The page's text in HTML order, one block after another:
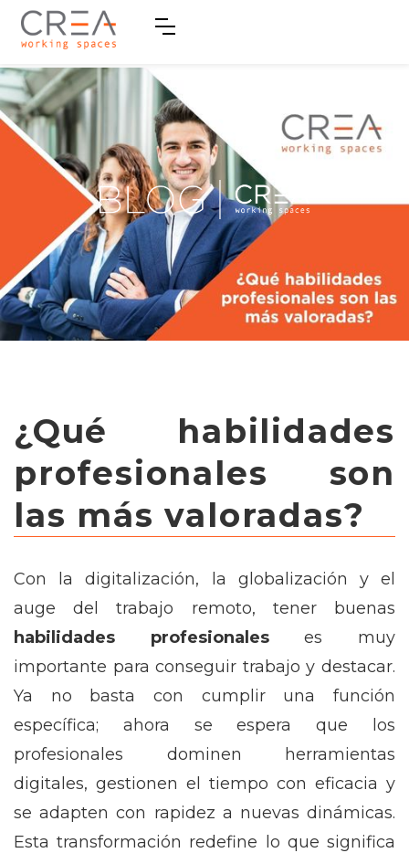
¿Qué habilidades
profesionales son
las más valoradas?
Con la digitalización, la globalización y el
auge del trabajo remoto, tener buenas
habilidades profesionaleses muy
importante para conseguir trabajo y destacar.
Ya no basta con cumplir una función
específica; ahora se espera que los
profesionales dominen herramientas
digitales, gestionen el tiempo con eficacia y
se adapten con rapidez a nuevas dinámicas.
Esta transformación redefine lo que significa